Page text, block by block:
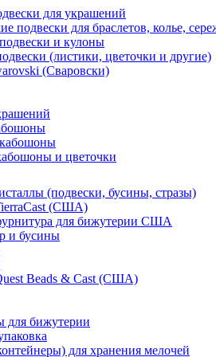
для украшений
подвески для браслетов, колье,
и кулоны
(листики, цветочки и другие)
(Сваровски)
и цветочки
(подвески, бусины, стразы)
(США)
для бижутерии США
и бусины
Beads & Cast (США)
для бижутерии
для хранения мелочей